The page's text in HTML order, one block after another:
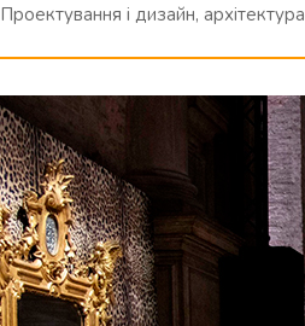
Проектування і дизайн, архітектура